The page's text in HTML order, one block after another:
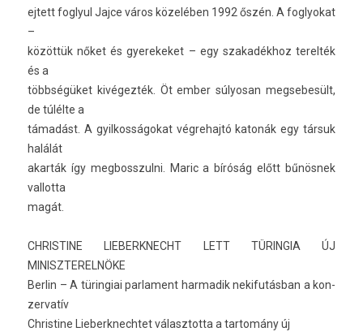
ej­tett fog­lyul Jajce város közelében 1992 őszén. A fog­lyokat
–
közöttük nőket és gyerekeket – egy szakadék­hoz terel­ték
és a
többségüket kivégezték. Öt ember súlyosan meg­sebesült,
de túlélte a
támadást. A gyil­kosságokat vég­rehajtó katonák egy társuk
halálát
akarták így meg­bosszul­ni. Maric a bíróság előtt bűnösnek
val­lotta
magát.
CHRIS­TINE LI­EBERKNECHT LETT TÜRIN­GIA ÚJ
MINISZTEREL­NÖKE
Be­rlin – A türin­giai par­la­ment har­madik nekifutás­ban a kon­
zervatív
Chris­tine Li­eberknechtet választot­ta a tar­tomány új